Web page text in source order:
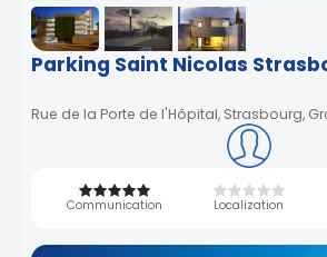
Parking Saint Nicolas
Rue de la Porte de l'Hôpital, Strasbourg,
Communication Localization